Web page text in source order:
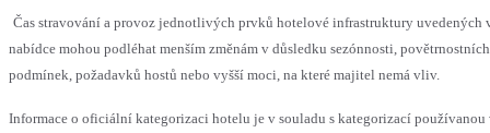
Čas stravování a provoz jednotlivých prvků hotelové infrastruktury uvedených
nabídce mohou podléhat menším změnám v důsledku sezónnosti, povětrnostních
podmínek, požadavků hostů nebo vyšší moci, na které majitel nemá vliv.
Informace o oficiální kategorizaci hotelu je v souladu s kategorizací používanou